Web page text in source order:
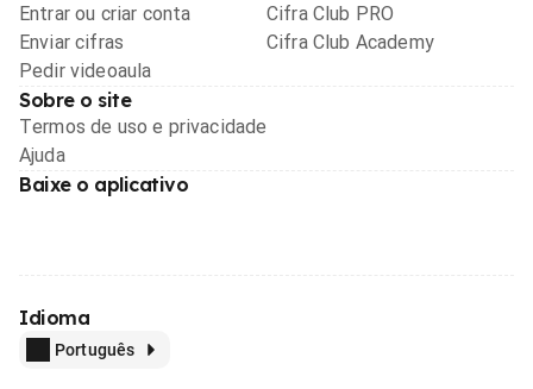
Entrar ou criar conta
Enviar cifras
Pedir videoaula
Cifra Club PRO
Cifra Club Academy
Sobre o site
Termos de uso e privacidade
Ajuda
Baixe o aplicativo
Idioma
Português